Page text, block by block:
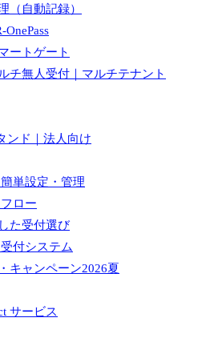
（自動記録）
ートゲート
チ無人受付｜マルチテナント
ンド｜法人向け
単設定・管理
ロー
た受付選び
付システム
キャンペーン2026夏
サービス